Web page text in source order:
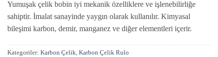
Yumuşak çelik bobin iyi mekanik özelliklere ve işlenebilirliğe
sahiptir. İmalat sanayinde yaygın olarak kullanılır. Kimyasal
bileşimi karbon, demir, manganez ve diğer elementleri içerir.
Kategoriler: Karbon Çelik, Karbon Çelik Rulo